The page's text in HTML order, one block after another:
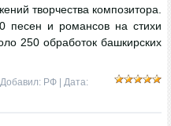
творчества композитора.
песен и романсов на стихи
250 обработок башкирских
РФ | Дата: